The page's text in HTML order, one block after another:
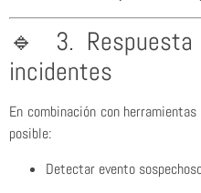
🔹 3. Respuesta
incidentes
En combinación con
posible:
Detectar evento